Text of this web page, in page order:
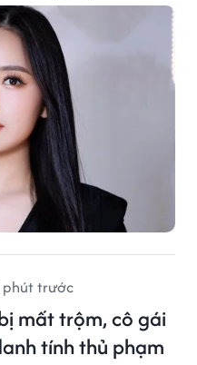
phút trước
mất trộm, cô gái
tính thủ phạm